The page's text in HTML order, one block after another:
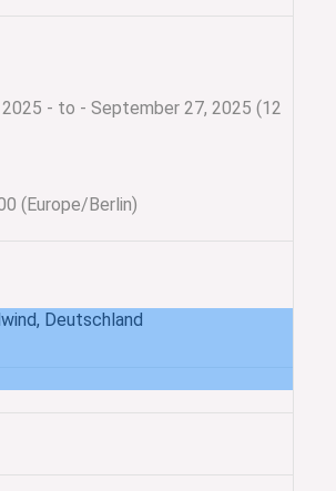
- to - September 27, 2025 (12
(Europe/Berlin)
Deutschland